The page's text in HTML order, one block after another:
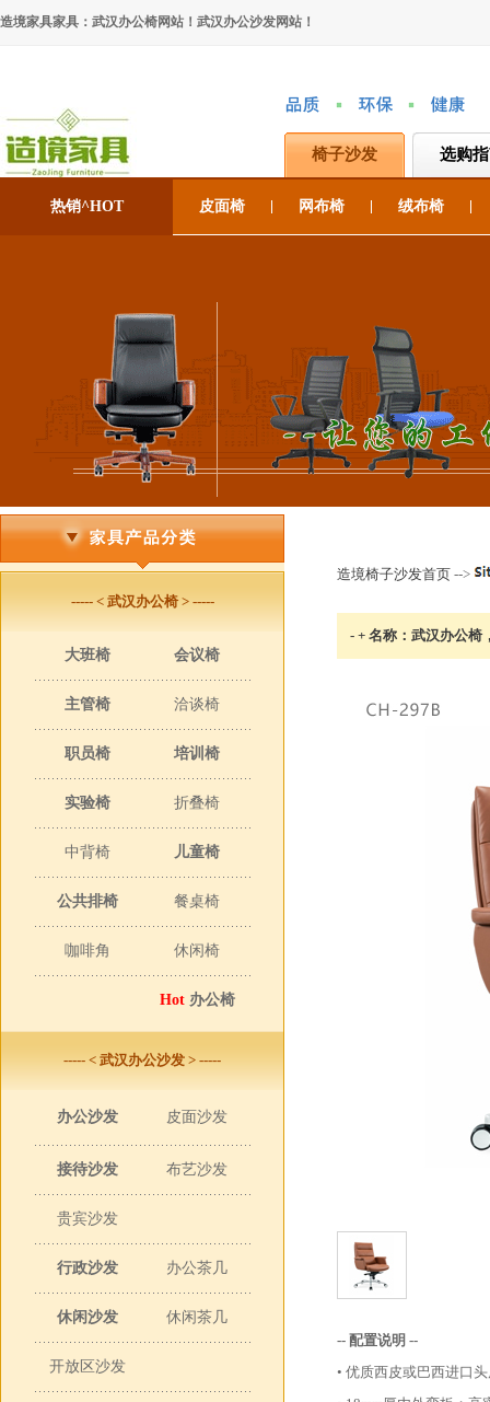
造境家具家具：武汉办公椅网站！武汉办公沙发网站！
椅子沙发 选购
热销^HOT 皮面椅 网布椅 绒布椅
----- < 武汉办公椅 > -----
大班椅 会议椅
主管椅 洽谈椅
职员椅 培训椅
实验椅 折叠椅
中背椅 儿童椅
公共排椅 餐桌椅
咖啡角 休闲椅
Hot办公椅
----- < 武汉办公沙发 > -----
办公沙发 皮面沙发
接待沙发 布艺沙发
贵宾沙发
行政沙发 办公茶几
休闲沙发 休闲茶几
开放区沙发
造境椅子沙发首页 -->
- + 名称：武汉办公椅
-- 配置说明 --
• 优质西皮或巴西进口